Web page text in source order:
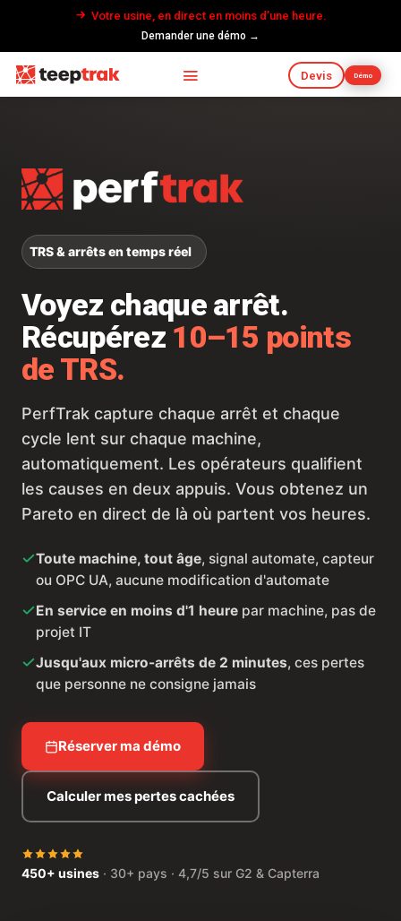
Votre usine, en direct en moins d’une heure.
Demander une démo →
Devis Démo
TRS & arrêts en temps réel
Voyez chaque arrêt.
Récupérez 10–15 points
de TRS.
PerfTrak capture chaque arrêt et chaque
cycle lent sur chaque machine,
automatiquement. Les opérateurs qualifient
les causes en deux appuis. Vous obtenez un
Pareto en direct de là où partent vos heures.
Toute machine, tout âge, signal automate, capteur
ou OPC UA, aucune modification d'automate
En service en moins d'1 heurepar machine, pas de
projet IT
Jusqu'aux micro-arrêts de 2 minutes, ces pertes
que personne ne consigne jamais
Réserver ma démo
Calculer mes pertes cachées
450+ usines · 30+ pays · 4,7/5 sur G2 & Capterra